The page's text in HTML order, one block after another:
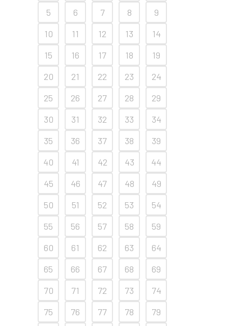
5
6 7 8
9
10
11 12 13
14
15
16 17 18
19
20
21 22 23
24
25
26 27 28
29
30
31 32 33
34
35
36 37 38
39
40
41 42 43
44
45
46 47 48
49
50
51 52 53
54
55
56 57 58
59
60
61 62 63
64
65
66 67 68
69
70
71 72 73
74
75
76 77 78
79